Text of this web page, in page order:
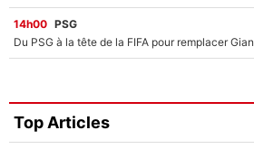
14h00 PSG
Top Articles